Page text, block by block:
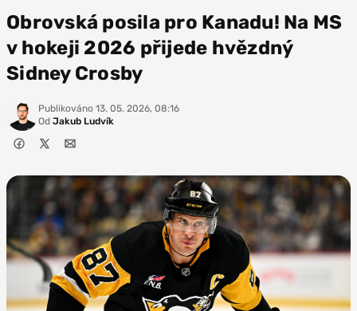
Obrovská posila pro Kanadu! Na MS
v hokeji 2026 přijede hvězdný
Sidney Crosby
Publikováno 13. 05. 2026, 08:16
Od Jakub Ludvík